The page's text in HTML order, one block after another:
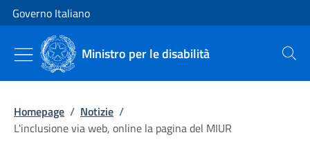
Vai al contenuto
Vai alla navigazione del sito
Governo Italiano
Ministro per le disabilità Cerca
Homepage / Notizie /
L'inclusione via web, online la pagina del MIUR